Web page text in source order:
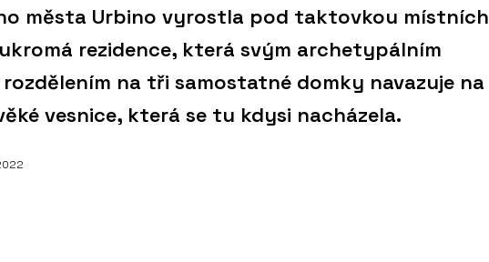
města Urbino vyrostla pod taktovkou místních
rezidence, která svým archetypálním
na tři samostatné domky navazuje na
vesnice, která se tu kdysi nacházela.